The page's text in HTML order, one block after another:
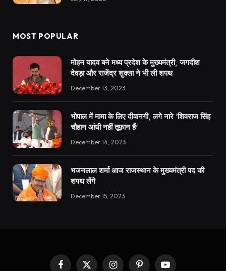
MOST POPULAR
मोहन यादव बने मध्य प्रदेश के मुख्यमंत्री, जगदीश
देवड़ा और राजेंद्र शुक्ला ने भी ली शपथ
December 13, 2023
भोपाल में मामा के लिए दीवानगी, लगे नारे ‘शिवराज सिंह
चौहान आंधी नहीं तूफ़ान हैं’
December 14, 2023
भजनलाल शर्मा आज राजस्थान के मुख्यमंत्री पद की
शपथ लेंगे
December 15, 2023
Facebook
X InstagramPinterestYouTube